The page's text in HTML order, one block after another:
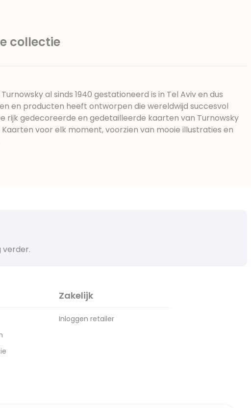
collectie
al sinds 1940 gestationeerd is in Tel Aviv en dus
en producten heeft ontworpen die wereldwijd succesvol
rijk gedecoreerde en gedetailleerde kaarten van Turnowsky
voor elk moment, voorzien van mooie illustraties en
verder.
Zakelijk
Inloggen retailer